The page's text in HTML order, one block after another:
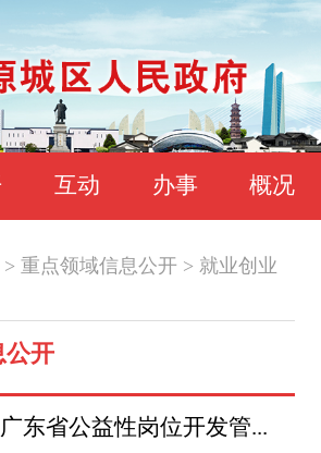
互动 办事 概况
重点领域信息公开> 就业创业
公开
东省公益性岗位开发管...